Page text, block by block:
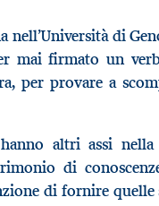
di
mai firmato un
per provare a
altri assi
di
di fornire